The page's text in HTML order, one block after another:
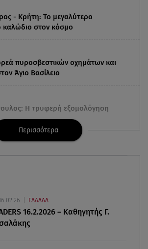
- Κρήτη: Το μεγαλύτερο
καλώδιο στον κόσμο
πυροσβεστικών οχημάτων και
Άγιο Βασίλειο
Η τρυφερή εξομολόγηση
Ελένης Φωτοπούλου
τα ελικόπτερα στη φωτιά και
από την Μπόρα Μπόρα:
κούραση του χειμώνα»
Περισσότερα
ΕΛΛΑΔΑ
16.2.2026 – Καθηγητής Γ.